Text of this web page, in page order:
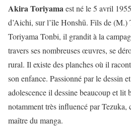
Akira Toriyamaest né le 5 avril
d’Aichi, sur l’île Honshū. Fils de
Toriyama Tonbi, il grandit à la
travers ses nombreuses œuvres, se
rural. Il existe des planches où il
son enfance. Passionné par le dessin
adolescence il dessine beaucoup et lit
notamment très influencé par Tezuka,
maître du manga.